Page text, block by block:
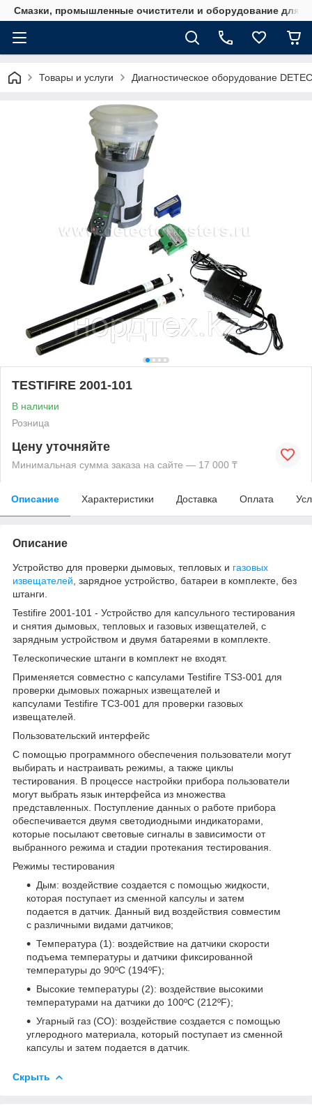
Смазки, промышленные очистители и оборудование для
Товары и услуги Диагностическое оборудование
TESTIFIRE 2001-101
В наличии
Розница
Цену уточняйте
Минимальная сумма заказа на сайте — 17 000 ₸
Описание Характеристики Доставка Оплата
Описание
Устройство для проверки дымовых, тепловых и газовых
извещателей , зарядное устройство, батареи в комплекте, без
штанги.
Testifire 2001-101 - Устройство для капсульного тестирования
и снятия дымовых, тепловых и газовых извещателей, с
зарядным устройством и двумя батареями в комплекте.
Телескопические штанги в комплект не входят.
Применяется совместно с капсулами Testifire TS3-001 для
проверки дымовых пожарных извещателей и
капсулами Testifire TC3-001 для проверки газовых
извещателей.
Пользовательский интерфейс
С помощью программного обеспечения пользователи могут
выбирать и настраивать режимы, а также циклы
тестирования. В процессе настройки прибора пользователи
могут выбрать язык интерфейса из множества
представленных. Поступление данных о работе прибора
обеспечивается двумя светодиодными индикаторами,
которые посылают световые сигналы в зависимости от
выбранного режима и стадии протекания тестирования.
Режимы тестирования
Дым: воздействие создается с помощью жидкости,
которая поступает из сменной капсулы и затем
подается в датчик. Данный вид воздействия совместим
с различными видами датчиков;
Температура (1): воздействие на датчики скорости
подъема температуры и датчики фиксированной
температуры до 90ºC (194ºF);
Высокие температуры (2): воздействие высокими
температурами на датчики до 100ºC (212ºF);
Угарный газ (CO): воздействие создается с помощью
углеродного материала, который поступает из сменной
капсулы и затем подается в датчик.
Скрыть